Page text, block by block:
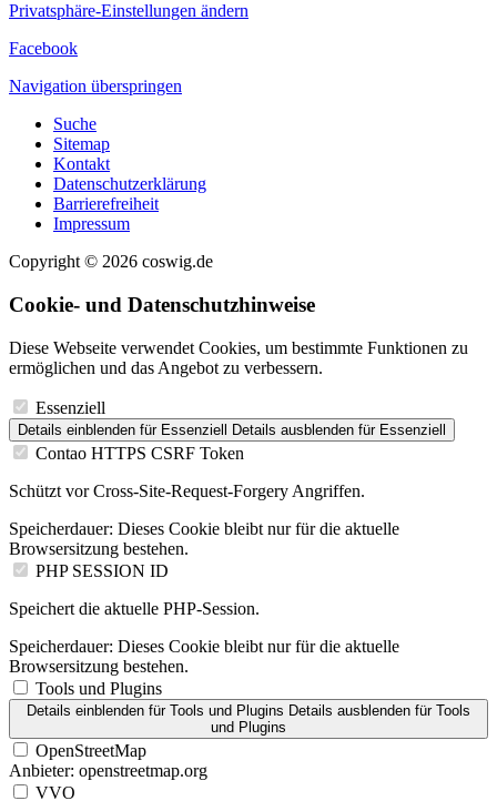
Privatsphäre-Einstellungen ändern
Facebook
Navigation überspringen
Suche
Sitemap
Kontakt
Datenschutzerklärung
Barrierefreiheit
Impressum
Copyright © 2026 coswig.de
Cookie- und Datenschutzhinweise
Diese Webseite verwendet Cookies, um bestimmte Funktionen zu
ermöglichen und das Angebot zu verbessern.
Essenziell
Details einblenden für Essenziell Details ausblenden für Essenziell
Contao HTTPS CSRF Token
Schützt vor Cross-Site-Request-Forgery Angriffen.
Speicherdauer: Dieses Cookie bleibt nur für die aktuelle
Browsersitzung bestehen.
PHP SESSION ID
Speichert die aktuelle PHP-Session.
Speicherdauer: Dieses Cookie bleibt nur für die aktuelle
Browsersitzung bestehen.
Tools und Plugins
Details einblenden für Tools und Plugins Details ausblenden für Tools
und Plugins
OpenStreetMap
Anbieter: openstreetmap.org
VVO